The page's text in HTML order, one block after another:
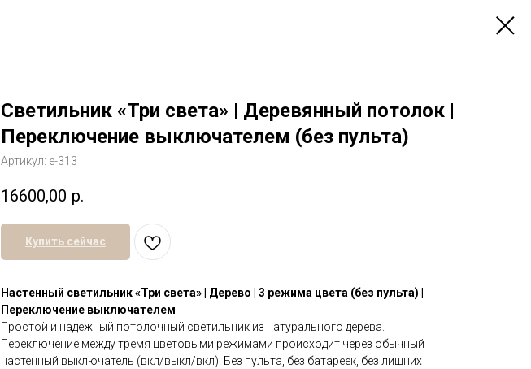
Светильник «Три света» | Деревянный потолок |
Переключение выключателем (без пульта)
Артикул: е-313
16600,00 р.
Купить сейчас
Настенный светильник «Три света» | Дерево | 3 режима цвета (без пульта) |
Переключение выключателем
Простой и надежный потолочный светильник из натурального дерева.
Переключение между тремя цветовыми режимами происходит через обычный
настенный выключатель (вкл/выкл/вкл). Без пульта, без батареек, без лишних